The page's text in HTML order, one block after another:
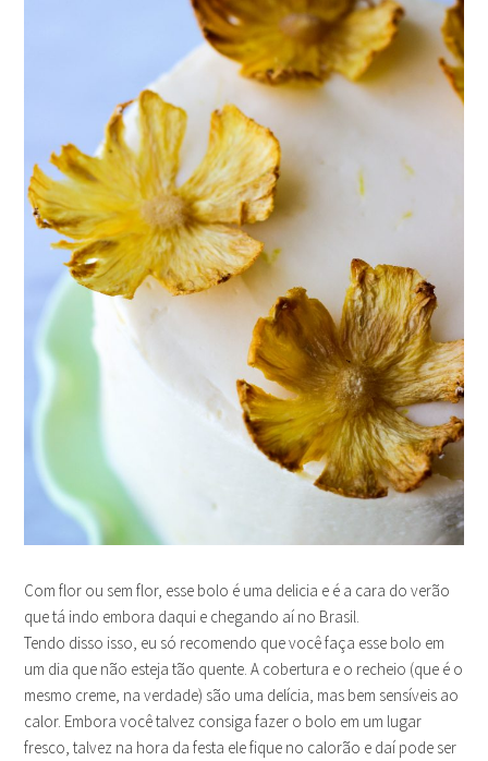
Com flor ou sem flor, esse bolo é uma delicia e é a cara do verão
que tá indo embora daqui e chegando aí no Brasil.
Tendo disso isso, eu só recomendo que você faça esse bolo em
um dia que não esteja tão quente. A cobertura e o recheio (que é o
mesmo creme, na verdade) são uma delícia, mas bem sensíveis ao
calor. Embora você talvez consiga fazer o bolo em um lugar
fresco, talvez na hora da festa ele fique no calorão e daí pode ser